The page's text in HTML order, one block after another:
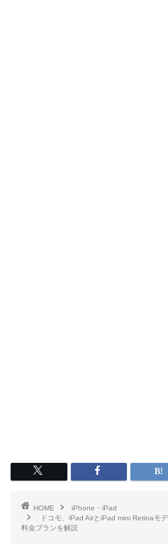
HOME
iPhone・iPad
ドコモ、iPad AirとiPad mini Retinaモ
料金プランを解説